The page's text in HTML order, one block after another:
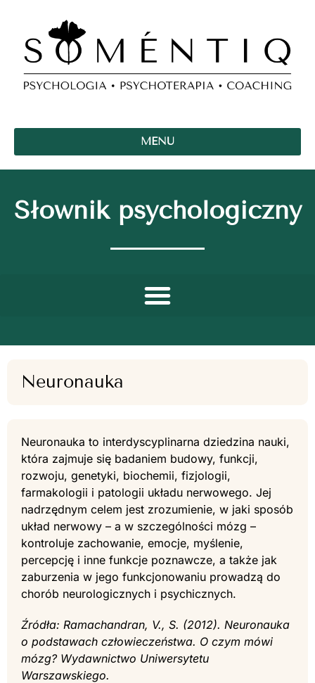
MENU
Słownik psychologiczny
Neuronauka
Neuronauka to interdyscyplinarna dziedzina nauki,
która zajmuje się badaniem budowy, funkcji,
rozwoju, genetyki, biochemii, fizjologii,
farmakologii i patologii układu nerwowego. Jej
nadrzędnym celem jest zrozumienie, w jaki sposób
układ nerwowy – a w szczególności mózg –
kontroluje zachowanie, emocje, myślenie,
percepcję i inne funkcje poznawcze, a także jak
zaburzenia w jego funkcjonowaniu prowadzą do
chorób neurologicznych i psychicznych.
Źródła: Ramachandran, V., S. (2012). Neuronauka
o podstawach człowieczeństwa. O czym mówi
mózg? Wydawnictwo Uniwersytetu
Warszawskiego.